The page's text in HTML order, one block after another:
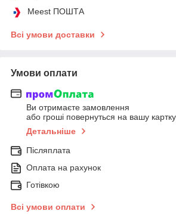
Meest ПОШТА
Всі умови доставки
Умови оплати
Ви отримаєте замовлення
або гроші повернуться на вашу картку
Детальніше
Післяплата
Оплата на рахунок
Готівкою
Всі умови оплати